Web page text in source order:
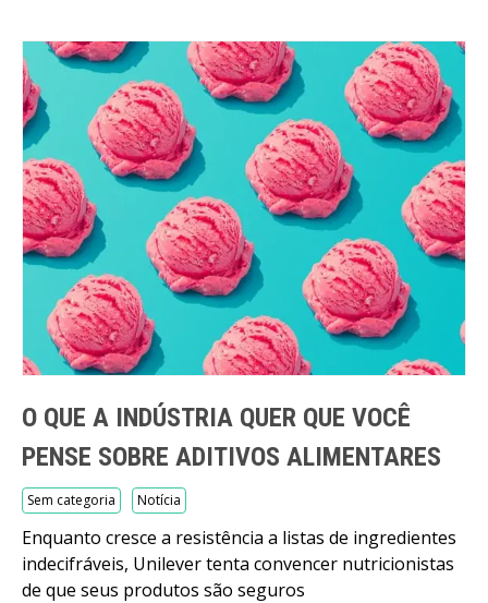
O QUE A INDÚSTRIA QUER QUE VOCÊ
PENSE SOBRE ADITIVOS ALIMENTARES
Sem categoria Notícia
Enquanto cresce a resistência a listas de ingredientes
indecifráveis, Unilever tenta convencer nutricionistas
de que seus produtos são seguros